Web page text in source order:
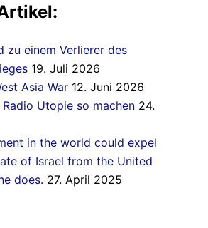
zu einem Verlierer des
19. Juli 2026
Asia War 12. Juni 2026
Utopie so machen 24.
in the world could expel
of Israel from the United
does. 27. April 2025